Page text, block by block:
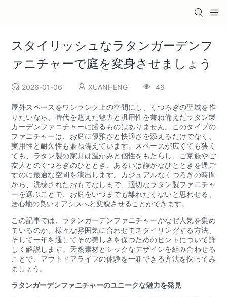
スタイリッシュなラタンガーデンフ
ァニチャーで庭を変身させましょう
2026-01-06 XUANHENG 46
屋外スペースをワンランク上の空間にし、くつろぎの聖域を作
りたいなら、時代を超えた魅力と汎用性を兼ね備えたラタン製
ガーデンファニチャーに勝るものはありません。このタイプの
ファニチャーは、お庭に優雅さと快適さを添えるだけでなく、
実用性と耐久性も兼ね備えています。スペースが広くても狭く
ても、ラタン製の家具は温かみと個性をもたらし、ご家族やご
友人とのくつろぎのひととき、あるいは静かなひとときを過ご
すのに最適な空間を演出します。カジュアルなくつろぎの時間
から、洗練されたおもてなしまで、適切なラタン製ファニチャ
ーを選ぶことで、お庭をいつまでも離れたくないと思わせる、
居心地の良いオアシスへと変貌させることができます。
この記事では、ラタンガーデンファニチャーがなぜ人気を集め
ているのか、様々な雰囲気に合わせてスタイリングする方法、
そして一年を通してその美しさを保つためのヒントについて詳
しく解説します。天然素材とシックなデザインを組み合わせる
ことで、アウトドアライフの体験を一新できる方法を探ってみ
ましょう。
ラタンガーデンファニチャーのユニークな魅力を発見